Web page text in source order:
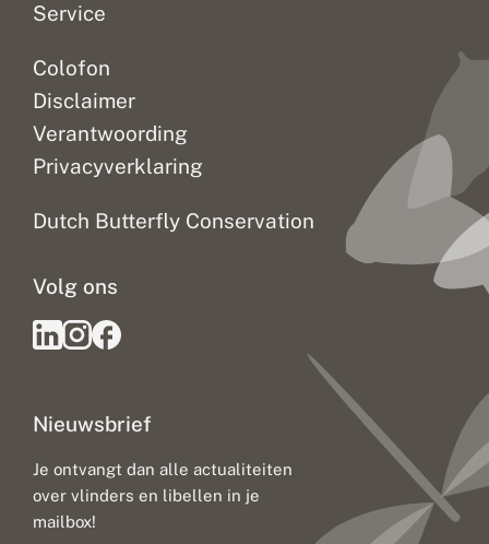
Service
Colofon
Disclaimer
Verantwoording
Privacyverklaring
Dutch Butterfly Conservation
Nieuwsbrief
Je ontvangt dan alle actualiteiten
over vlinders en libellen in je
mailbox!
Volg ons